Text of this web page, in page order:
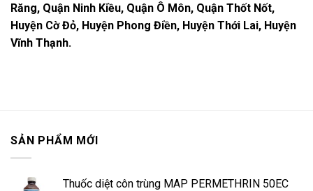
Răng, Quận Ninh Kiều, Quận Ô Môn, Quận Thốt Nốt,
Huyện Cờ Đỏ, Huyện Phong Điền, Huyện Thới Lai, Huyện
Vĩnh Thạnh.
SẢN PHẨM MỚI
Thuốc diệt côn trùng MAP PERMETHRIN 50EC